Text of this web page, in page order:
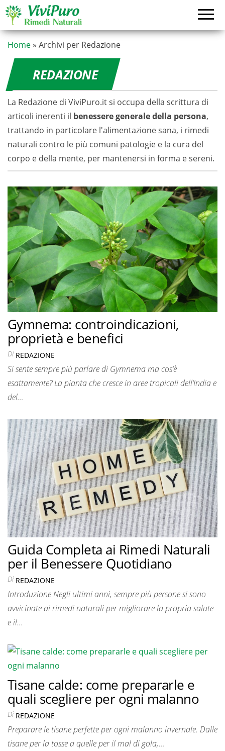
Vai
contenuto
Home » Archivi per Redazione
REDAZIONE
La Redazione di ViviPuro.it si occupa della scrittura di
articoli inerenti il benessere generale della persona,
trattando in particolare l'alimentazione sana, i rimedi
naturali contro le più comuni patologie e la cura del
corpo e della mente, per mantenersi in forma e sereni.
Gymnema: controindicazioni,
proprietà e benefici
Di REDAZIONE
Si sente sempre più parlare di Gymnema ma cos’è
esattamente? La pianta che cresce in aree tropicali dell’India e
del…
Guida Completa ai Rimedi Naturali
per il Benessere Quotidiano
Di REDAZIONE
Introduzione Negli ultimi anni, sempre più persone si sono
avvicinate ai rimedi naturali per migliorare la propria salute
e il…
Tisane calde: come prepararle e
quali scegliere per ogni malanno
Di REDAZIONE
Preparare le tisane perfette per ogni malanno invernale. Dalle
tisane per la tosse a quelle per il mal di gola,…